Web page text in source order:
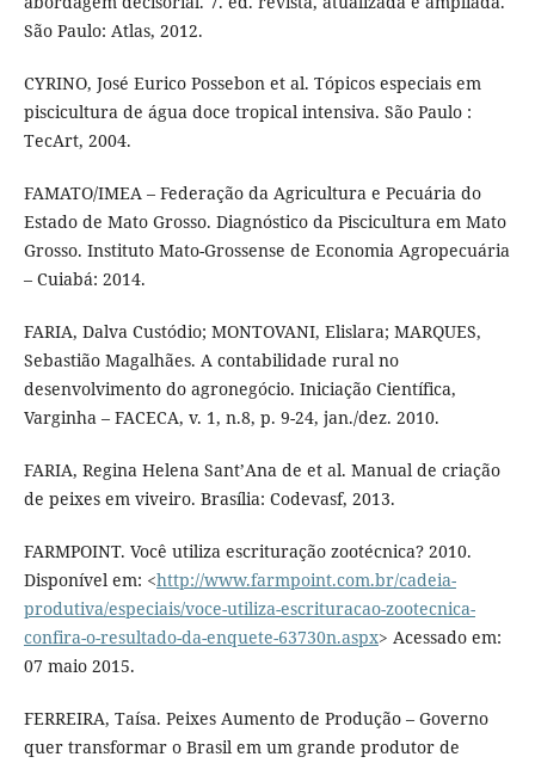
São Paulo: Atlas, 2012.
CYRINO, José Eurico Possebon et al. Tópicos especiais em
piscicultura de água doce tropical intensiva. São Paulo :
TecArt, 2004.
FAMATO/IMEA – Federação da Agricultura e Pecuária do
Estado de Mato Grosso. Diagnóstico da Piscicultura em Mato
Grosso. Instituto Mato-Grossense de Economia Agropecuária
– Cuiabá: 2014.
FARIA, Dalva Custódio; MONTOVANI, Elislara; MARQUES,
Sebastião Magalhães. A contabilidade rural no
desenvolvimento do agronegócio. Iniciação Científica,
Varginha – FACECA, v. 1, n.8, p. 9-24, jan./dez. 2010.
FARIA, Regina Helena Sant’Ana de et al. Manual de criação
de peixes em viveiro. Brasília: Codevasf, 2013.
FARMPOINT. Você utiliza escrituração zootécnica? 2010.
Disponível em: <http://www.farmpoint.com.br/cadeia-
produtiva/especiais/voce-utiliza-escrituracao-zootecnica-
confira-o-resultado-da-enquete-63730n.aspx> Acessado em:
07 maio 2015.
FERREIRA, Taísa. Peixes Aumento de Produção – Governo
quer transformar o Brasil em um grande produtor de